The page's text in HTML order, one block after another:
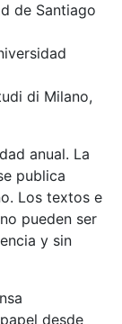
de Santiago
di Milano,
anual. La
publica
Los textos e
pueden ser
y sin
desde